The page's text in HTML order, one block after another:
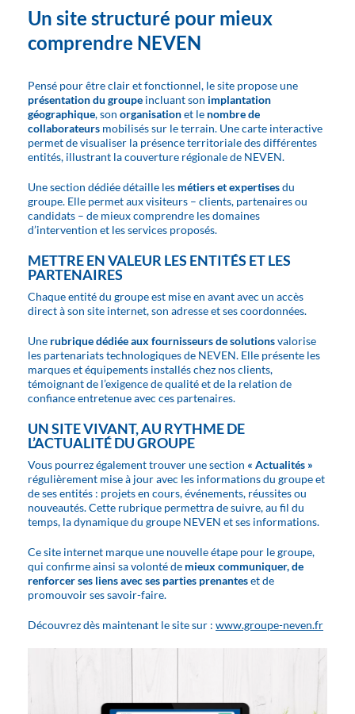
Un site structuré pour mieux
comprendre NEVEN
Pensé pour être clair et fonctionnel, le site propose une
présentation du groupe incluant son implantation
géographique, son organisationet le nombre de
collaborateurs mobilisés sur le terrain. Une carte interactive
permet de visualiser la présence territoriale des différentes
entités, illustrant la couverture régionale de NEVEN.
Une section dédiée détaille les métiers et expertisesdu
groupe. Elle permet aux visiteurs – clients, partenaires ou
candidats – de mieux comprendre les domaines
d’intervention et les services proposés.
METTRE EN VALEUR LES ENTITÉS ET LES
PARTENAIRES
Chaque entité du groupe est mise en avant avec un accès
direct à son site internet, son adresse et ses coordonnées.
Une rubrique dédiée aux fournisseurs de solutionsvalorise
les partenariats technologiques de NEVEN. Elle présente les
marques et équipements installés chez nos clients,
témoignant de l’exigence de qualité et de la relation de
confiance entretenue avec ces partenaires.
UN SITE VIVANT, AU RYTHME DE
L’ACTUALITÉ DU GROUPE
Vous pourrez également trouver une section « Actualités »
régulièrement mise à jour avec les informations du groupe et
de ses entités : projets en cours, événements, réussites ou
nouveautés. Cette rubrique permettra de suivre, au fil du
temps, la dynamique du groupe NEVEN et ses informations.
Ce site internet marque une nouvelle étape pour le groupe,
qui confirme ainsi sa volonté de mieux communiquer, de
renforcer ses liens avec ses parties prenanteset de
promouvoir ses savoir-faire.
Découvrez dès maintenant le site sur : www.groupe-neven.fr